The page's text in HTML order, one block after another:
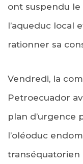
ont suspendu le
l’aqueduc local
rationner sa
Vendredi, la
Petroecuador
plan d’urgence
l’oléoduc
transéquatorien